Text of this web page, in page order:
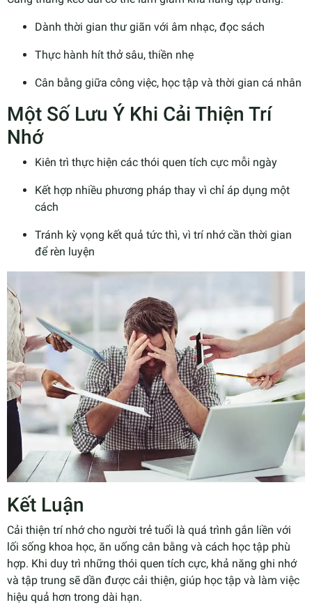
Dành thời gian thư giãn với âm nhạc, đọc sách
Thực hành hít thở sâu, thiền nhẹ
Cân bằng giữa công việc, học tập và thời gian cá nhân
Một Số Lưu Ý Khi Cải Thiện Trí
Nhớ
Kiên trì thực hiện các thói quen tích cực mỗi ngày
Kết hợp nhiều phương pháp thay vì chỉ áp dụng một
cách
Tránh kỳ vọng kết quả tức thì, vì trí nhớ cần thời gian
để rèn luyện
Kết Luận
Cải thiện trí nhớ cho người trẻ tuổi là quá trình gắn liền với
lối sống khoa học, ăn uống cân bằng và cách học tập phù
hợp. Khi duy trì những thói quen tích cực, khả năng ghi nhớ
và tập trung sẽ dần được cải thiện, giúp học tập và làm việc
hiệu quả hơn trong dài hạn.